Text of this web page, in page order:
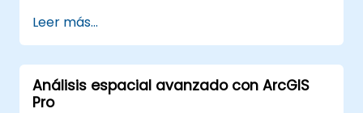
Leer más...
Análisis espacial avanzado con ArcGIS
Pro